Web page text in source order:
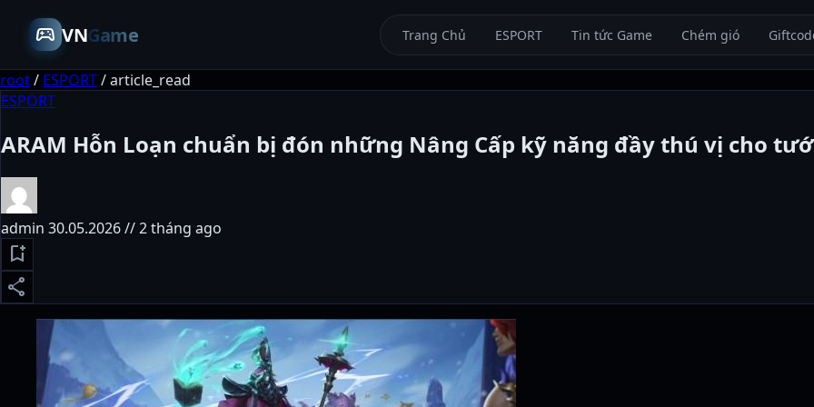
sports_esports VNGame Trang Chủ ESPORT Tin tức Game Chém gió
root/ ESPORT/article_read
ESPORT
ARAM Hỗn Loạn chuẩn bị đón những Nâng Cấp kỹ năng đầy thú vị cho
admin 30.05.2026 // 2 tháng ago
bookmark_add
share